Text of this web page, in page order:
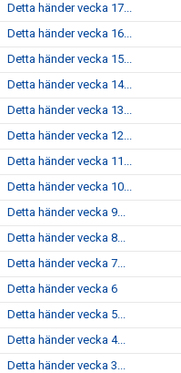
Detta händer vecka 17...
Detta händer vecka 16...
Detta händer vecka 15...
Detta händer vecka 14...
Detta händer vecka 13...
Detta händer vecka 12...
Detta händer vecka 11...
Detta händer vecka 10...
Detta händer vecka 9...
Detta händer vecka 8...
Detta händer vecka 7...
Detta händer vecka 6
Detta händer vecka 5...
Detta händer vecka 4...
Detta händer vecka 3...